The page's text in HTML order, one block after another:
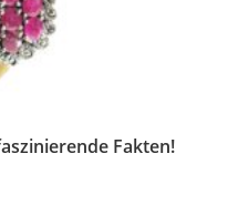
Fakten!